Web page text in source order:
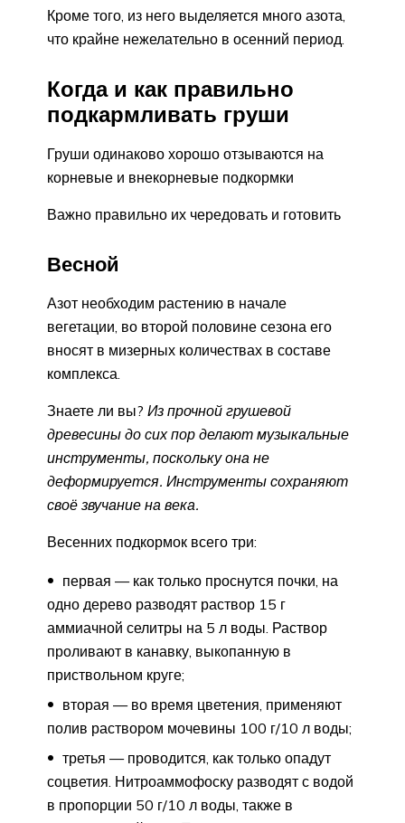
Кроме того, из него выделяется много азота,
что крайне нежелательно в осенний период.
Когда и как правильно
подкармливать груши
Груши одинаково хорошо отзываются на
корневые и внекорневые подкормки
Важно правильно их чередовать и готовить
Весной
Азот необходим растению в начале
вегетации, во второй половине сезона его
вносят в мизерных количествах в составе
комплекса.
Знаете ли вы? Из прочной грушевой
древесины до сих пор делают музыкальные
инструменты, поскольку она не
деформируется. Инструменты сохраняют
своё звучание на века.
Весенних подкормок всего три:
первая — как только проснутся почки, на
одно дерево разводят раствор 15 г
аммиачной селитры на 5 л воды. Раствор
проливают в канавку, выкопанную в
приствольном круге;
вторая — во время цветения, применяют
полив раствором мочевины 100 г/10 л воды;
третья — проводится, как только опадут
соцветия. Нитроаммофоску разводят с водой
в пропорции 50 г/10 л воды, также в